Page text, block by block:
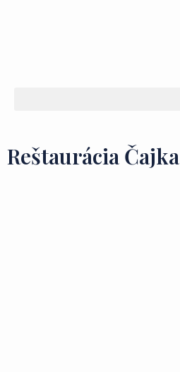
Reštaurácia Čajka